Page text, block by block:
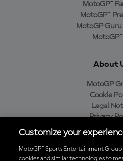
MotoGP™
MotoGP™
MotoGP
About
MotoGP
Cookie
Legal
Privacy
Purchase
Customize your
MotoGP™ Sports Entertainment Group
cookies and similar technologies to